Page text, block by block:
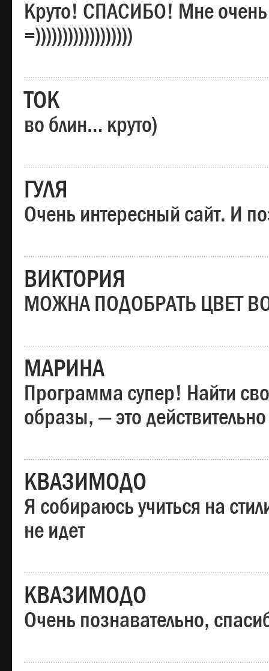
Круто! СПАСИБО! Мне
=))))))))))))))))))
ТОК
во блин… круто)
ГУЛЯ
Очень интересный сайт. И
ВИКТОРИЯ
МОЖНА ПОДОБРАТЬ ЦВЕТ
МАРИНА
Программа супер! Найти
образы, — это
КВАЗИМОДО
Я собираюсь учиться на
не идет
КВАЗИМОДО
Очень познавательно,